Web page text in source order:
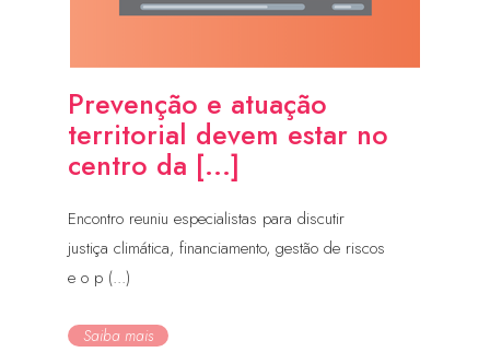
Prevenção e atuação
territorial devem estar no
centro da [...]
Encontro reuniu especialistas para discutir
justiça climática, financiamento, gestão de riscos
e o p (...)
Saiba mais